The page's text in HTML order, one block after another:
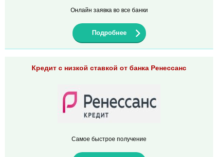
Онлайн заявка во все банки
Подробнее
Кредит с низкой ставкой от банка Ренессанс
Самое быстрое получение